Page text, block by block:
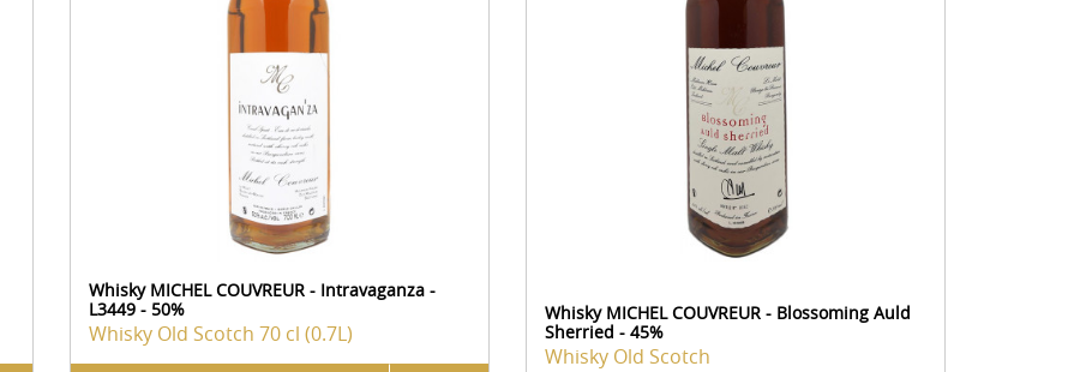
Whisky MICHEL COUVREUR - Intravaganza -
L3449 - 50%
Whisky Old Scotch 70 cl (0.7L)
Whisky MICHEL COUVREUR - Blossoming Auld
Sherried - 45%
Whisky Old Scotch